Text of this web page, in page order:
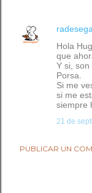
radesega
Hola
que
Y si, son
Porsa.
Si me
si me
siempre
21 de
PUBLICAR UN